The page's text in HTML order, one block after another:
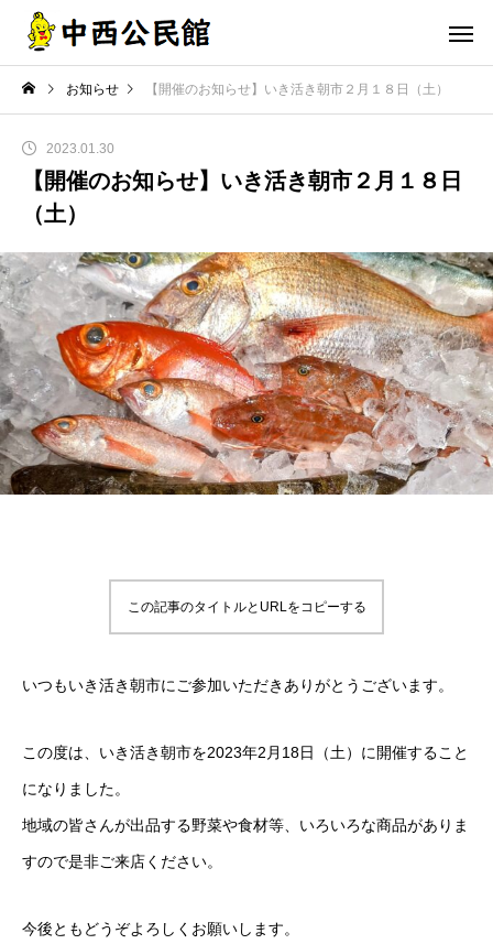
お知らせ 【開催のお知らせ】いき活き朝市２月１８日（土）
【開催のお知らせ】いき活き朝市２月１８日
（土）
2023.01.30
この記事のタイトルとURLをコピーする
いつもいき活き朝市にご参加いただきありがとうございます。
この度は、いき活き朝市を2023年2月18日（土）に開催すること
になりました。
地域の皆さんが出品する野菜や食材等、いろいろな商品がありま
すので是非ご来店ください。
今後ともどうぞよろしくお願いします。